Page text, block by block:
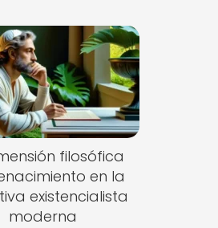
filosófica
en la
existencialista
moderna